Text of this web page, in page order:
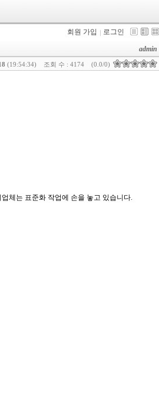
회원 가입 로그인
admin
(0.0/0)
조회 수 : 4174
(19:54:34)
체는 표준화 작업에 손을 놓고 있습니다.